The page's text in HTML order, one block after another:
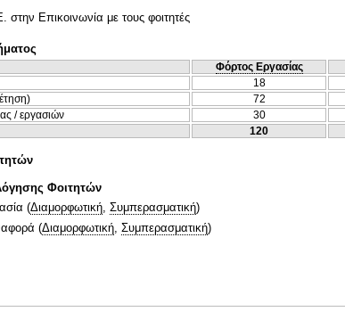
Επικοινωνία με τους φοιτητές
Φόρτος Εργασίας
18
72
/ εργασιών
30
120
Φοιτητών
(Διαμορφωτική Συμπερασματική)
(Διαμορφωτική, Συμπερασματική)